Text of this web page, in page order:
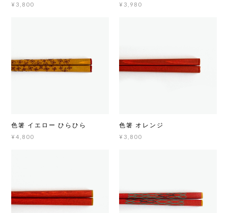
¥3,800 ¥3,980
色箸 イエロー ひらひら
¥4,800
色箸 オレンジ
¥3,800